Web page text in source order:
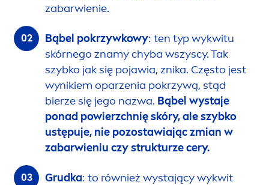
zabarwienie.
Bąbel pokrzywkowy: ten typ wykwitu
skórnego znamy chyba wszyscy. Tak
szybko jak się pojawia, znika. Często jest
wynikiem oparzenia pokrzywą, stąd
bierze się jego nazwa. Bąbel wystaje
ponad powierzchnię skóry, ale szybko
ustępuje, nie pozostawiając zmian w
zabarwieniu czy strukturze cery.
Grudka: to również wystający wykwit